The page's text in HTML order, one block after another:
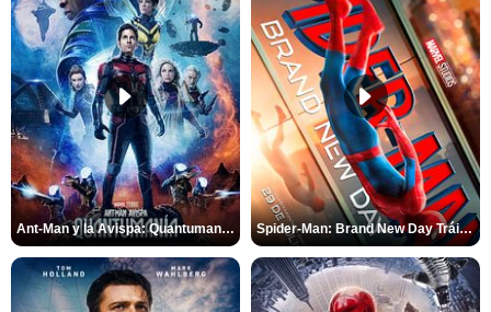
Ant-Man y la Avispa: Quantumanía Tráiler (2) Spider-Man: Brand New Day Tráiler (3)